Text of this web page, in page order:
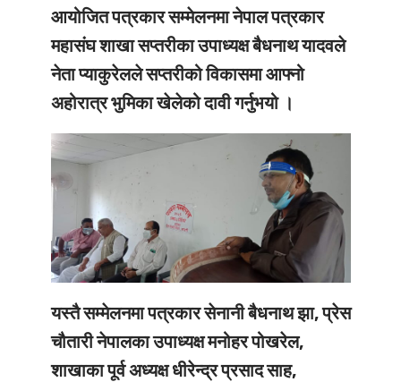
आयोजित पत्रकार सम्मेलनमा नेपाल पत्रकार
महासंघ शाखा सप्तरीका उपाध्यक्ष बैधनाथ यादवले
नेता प्याकुरेलले सप्तरीको विकासमा आफ्नो
अहोरात्र भुमिका खेलेको दावी गर्नुभयो ।
यस्तै सम्मेलनमा पत्रकार सेनानी बैधनाथ झा, प्रेस
चौतारी नेपालका उपाध्यक्ष मनोहर पोखरेल,
शाखाका पूर्व अध्यक्ष धीरेन्द्र प्रसाद साह,